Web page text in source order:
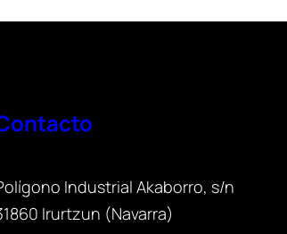
Industrial Akaborro, s/n
Irurtzun (Navarra)